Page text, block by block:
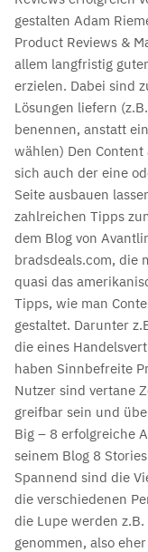
gestalten Adam
Product Reviews &
allem langfristig
erzielen. Dabei sind
Lösungen liefern
benennen, anstatt
wählen) Den
sich auch der eine
Seite ausbauen
zahlreichen Tipps
dem Blog von
bradsdeals.com, die
quasi das
Tipps, wie man
gestaltet. Darunter
die eines
haben Sinnbefreite
Nutzer sind vertane
greifbar sein und
Big – 8 erfolgreiche
seinem Blog 8
Spannend sind die
die verschiedenen
die Lupe werden
genommen, also